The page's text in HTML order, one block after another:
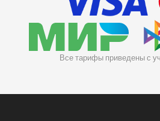
Все тарифы приведены с